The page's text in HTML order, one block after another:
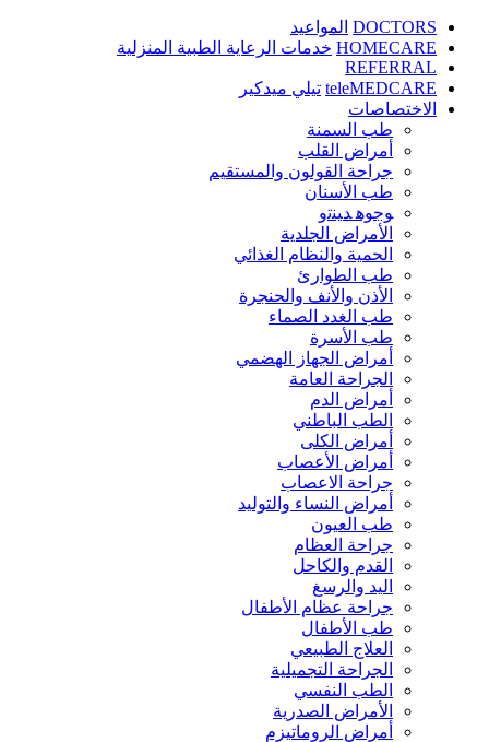
DOCTORS المواعيد
HOMECARE خدمات الرعاية الطبية المنزلية
REFERRAL
teleMEDCARE تيلي ميدكير
الاختصاصات
طب السمنة
أمراض القلب
جراحة القولون والمستقيم
طب الأسنان
ﻮﺟﻮﻫ ﺪﻴﻨﺗﻭ
الأمراض الجلدية
الحمية والنظام الغذائي
طب الطوارئ
الأذن والأنف والحنجرة
طب الغدد الصماء
طب الأسرة
أمراض الجهاز الهضمي
الجراحة العامة
أمراض الدم
الطب الباطني
أمراض الكلى
أمراض الأعصاب
جراحة الاعصاب
أمراض النساء والتوليد
طب العيون
جراحة العظام
القدم والكاحل
اليد والرسغ
جراحة عظام الأطفال
طب الأطفال
العلاج الطبيعي
الجراحة التجميلية
الطب النفسي
الأمراض الصدرية
أمراض الروماتيزم